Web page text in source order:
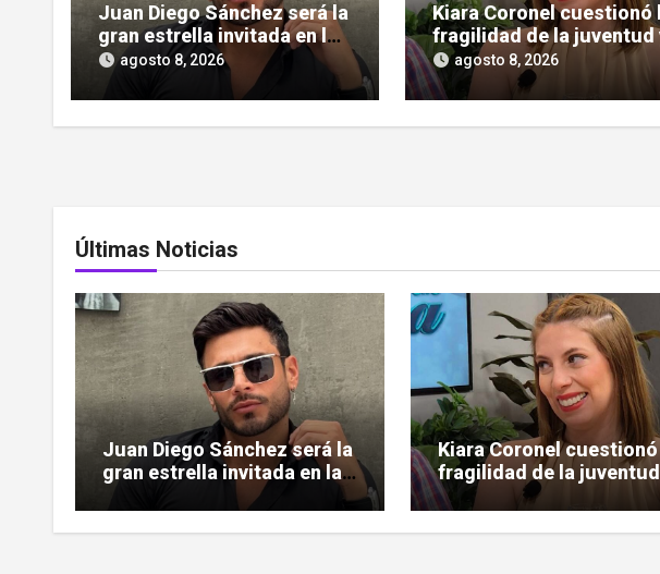
Juan Diego Sánchez será la
gran estrella invitada en la
gala de Miss Sun Tropic
agosto 8, 2026
Kiara Coronel cuestionó
fragilidad de la juventud
ardió la polémica
agosto 8, 2026
Últimas Noticias
Juan Diego Sánchez será la
gran estrella invitada en la
gala de Miss Sun Tropic
Kiara Coronel cuestionó
fragilidad de la
ardió la polémica